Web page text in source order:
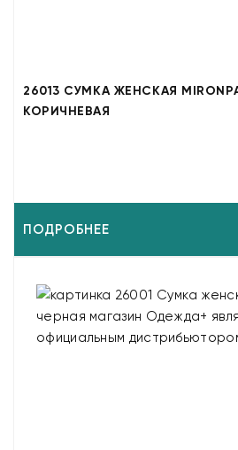
26013 СУМКА ЖЕНСКАЯ
КОРИЧНЕВАЯ
ПОДРОБНЕЕ